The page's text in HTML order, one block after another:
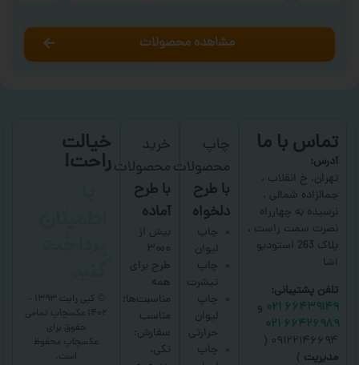
مشاهده محصولات
تماس با ما
آدرس:
تهران، خ انقلاب ،
جمالزاده شمالی ،
نرسیده به چهارراه
نصرت سمت راست ،
پلاک 263 استودیو
اشا
تلفن پشتیبانی:
۶۶۴۳۹۱۴۹ ۰۲۱
و
۶۶۴۲۶۹۸۹ ۰۲۱
۰۹۱۲۲۱۴۶۶۹۴ (
مدیریت )
چاپ
محصولات
با طرح
دلخواه
چاپ
لیوان
چاپ
تیشرت
چاپ
لیوان
حرارتی
چاپ
خرید
محصولات
با طرح
آماده
بیش از
۳۰۰۰
طرح برای
همه
مناسبت‌ها؛
مناسب
سفارش:
تکی،
خیالت
راحت!
۱۴۰۲ عکسچاپ
تمامی
حقوق برای
عکسچاپ محفوظ
است.